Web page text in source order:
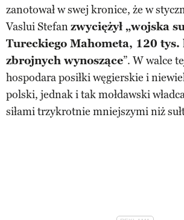
zanotował w swej kronice, że w
Vaslui Stefanzwyciężył „wojska
Tureckiego Mahometa, 120 tys.
zbrojnych wynoszące”. W walce
hospodara posiłki węgierskie i
polski, jednak i tak mołdawski
siłami trzykrotnie mniejszymi niż